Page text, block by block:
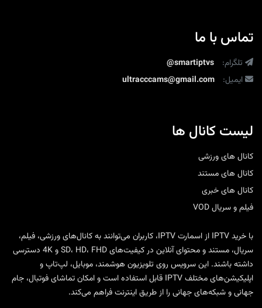
تماس با ما
تلگرام:
@smartiptvs
ایمیل:
ultracccams@gmail.com
لیست کانال ها
کانال های ورزشی
کانال های مستند
کانال های خبری
فیلم و سریال VOD
با خرید IPTV ازاسمارت IPTV
، کاربران می‌توانند به کانال‌های ورزشی، فیلم،
سریال، مستند و محتوای آنلاین در کیفیت‌های SD، HD، FHD و 4K دسترسی
داشته باشند. این سرویس روی تلویزیون هوشمند، موبایل، لپ‌تاپ و
اپلیکیشن‌های مختلف IPTV قابل استفاده است و امکان تماشای فوتبال، جام
جهانی و شبکه‌های جهانی را از طریق اینترنت فراهم می‌کند.